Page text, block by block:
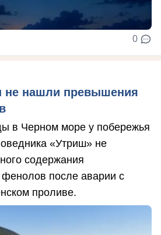
0
не нашли превышения
в Черном море у побережья
«Утриш» не
содержания
после аварии с
проливе.